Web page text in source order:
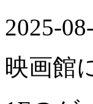
2025-
映画館